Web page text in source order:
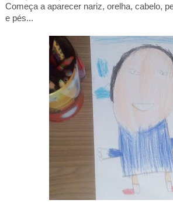
Começa a aparecer nariz, orelha, cabelo,
e pés...